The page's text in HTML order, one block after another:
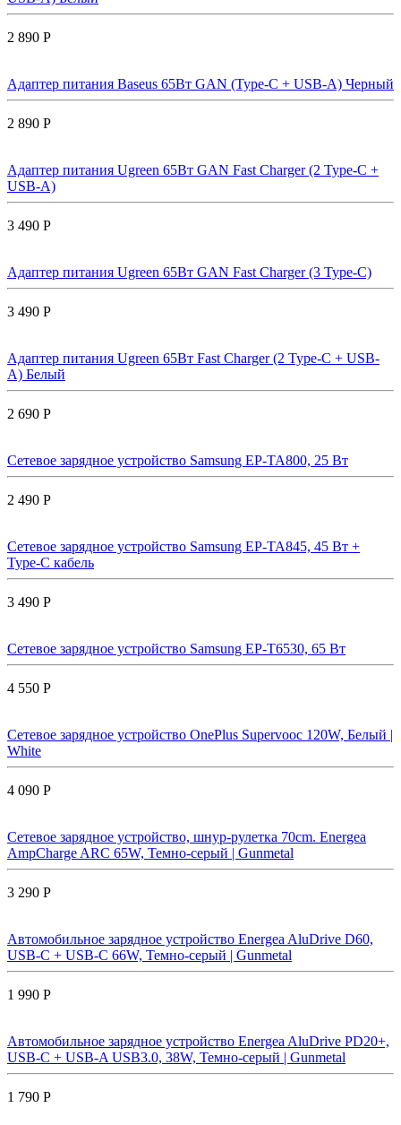
2 890 Р
Адаптер питания Baseus 65Вт GAN (Type-C + USB-A) Черный
2 890 Р
Адаптер питания Ugreen 65Вт GAN Fast Charger (2 Type-C +
USB-A)
3 490 Р
Адаптер питания Ugreen 65Вт GAN Fast Charger (3 Type-C)
3 490 Р
Адаптер питания Ugreen 65Вт Fast Charger (2 Type-C + USB-
A) Белый
2 690 Р
Сетевое зарядное устройство Samsung EP-TA800, 25 Вт
2 490 Р
Сетевое зарядное устройство Samsung EP-TA845, 45 Вт +
Type-C кабель
3 490 Р
Сетевое зарядное устройство Samsung EP-T6530, 65 Вт
4 550 Р
Сетевое зарядное устройство OnePlus Supervooc 120W, Белый |
White
4 090 Р
Сетевое зарядное устройство, шнур-рулетка 70cm. Energea
AmpCharge ARC 65W, Темно-серый | Gunmetal
3 290 Р
Автомобильное зарядное устройство Energea AluDrive D60,
USB-C + USB-С 66W, Темно-серый | Gunmetal
1 990 Р
Автомобильное зарядное устройство Energea AluDrive PD20+,
USB-C + USB-A USB3.0, 38W, Темно-серый | Gunmetal
1 790 Р